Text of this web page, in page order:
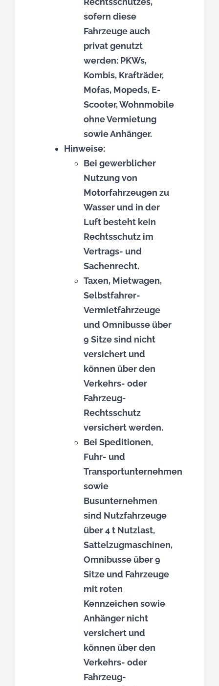
sofern diese
Fahrzeuge auch
privat genutzt
werden: PKWs,
Kombis, Krafträder,
Mofas, Mopeds, E-
Scooter, Wohnmobile
ohne Vermietung
sowie Anhänger.
Hinweise:
Bei gewerblicher
Nutzung von
Motorfahrzeugen zu
Wasser und in der
Luft besteht kein
Rechtsschutz im
Vertrags- und
Sachenrecht.
Taxen, Mietwagen,
Selbstfahrer-
Vermietfahrzeuge
und Omnibusse über
9 Sitze sind nicht
versichert und
können über den
Verkehrs- oder
Fahrzeug-
Rechtsschutz
versichert werden.
Bei Speditionen,
Fuhr- und
Transportunternehmen
sowie
Busunternehmen
sind Nutzfahrzeuge
über 4 t Nutzlast,
Sattelzugmaschinen,
Omnibusse über 9
Sitze und Fahrzeuge
mit roten
Kennzeichen sowie
Anhänger nicht
versichert und
können über den
Verkehrs- oder
Fahrzeug-